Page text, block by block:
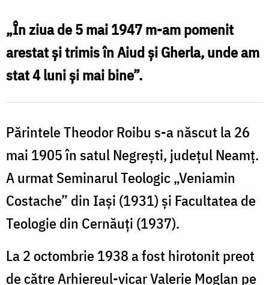
Nechifor
„În ziua de 5 mai 1947 m-am pomenit
arestat și trimis în Aiud și Gherla, unde am
stat 4 luni și mai bine”.
Părintele Theodor Roibu s-a născut la 26
mai 1905 în satul Negrești, județul Neamț.
A urmat Seminarul Teologic „Veniamin
Costache” din Iași (1931) și Facultatea de
Teologie din Cernăuți (1937).
La 2 octombrie 1938 a fost hirotonit preot
de către Arhiereul-vicar Valerie Moglan pe